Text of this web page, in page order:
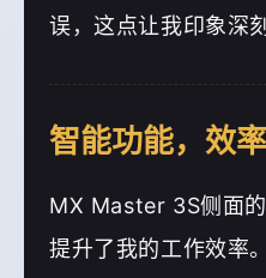
误，这点让我印象深刻
智能功能，效
MX Master 3S侧面的
提升了我的工作效率